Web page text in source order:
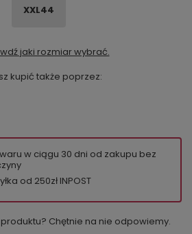
XXL44
jaki rozmiar wybrać.
kupić także poprzez:
w ciągu 30 dni od zakupu bez
od 250zł INPOST
Chętnie na nie odpowiemy.